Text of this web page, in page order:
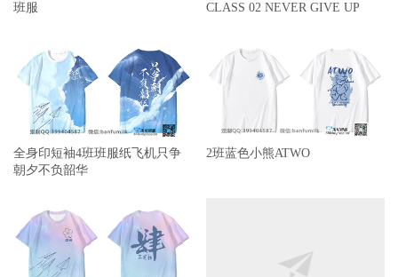
全身印短袖4班班服纸飞机只争
朝夕不负韶华